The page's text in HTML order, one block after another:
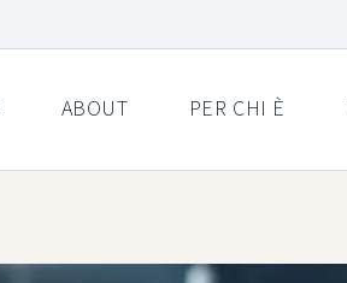
ABOUT PER CHI È